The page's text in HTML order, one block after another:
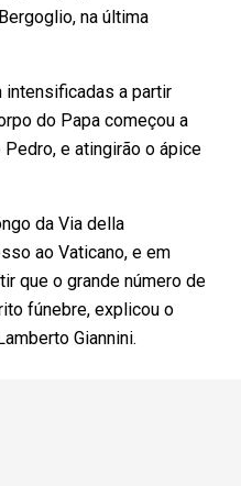
na última
intensificadas a partir
do Papa começou a
e atingirão o ápice
da Via della
ao Vaticano, e em
que o grande número de
fúnebre, explicou o
Giannini.